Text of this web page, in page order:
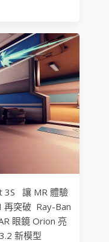
3S 讓 MR 體驗
再突破 Ray-Ban
眼鏡 Orion 亮
新模型